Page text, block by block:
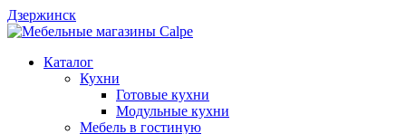
Дзержинск
Каталог
Кухни
Готовые кухни
Модульные кухни
Мебель в гостиную